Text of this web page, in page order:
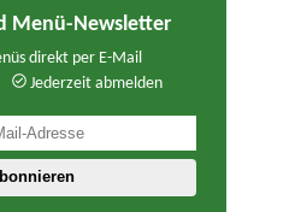
Menü-Newsletter
direkt per E-Mail
Jederzeit abmelden